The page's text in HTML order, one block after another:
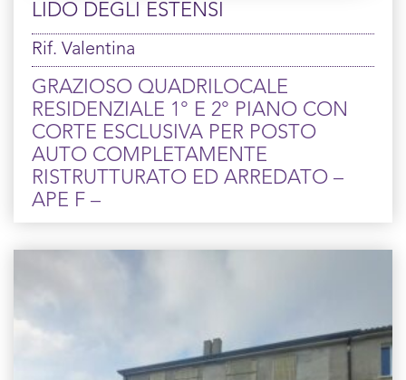
LIDO DEGLI ESTENSI
Rif. Valentina
GRAZIOSO QUADRILOCALE
RESIDENZIALE 1° E 2° PIANO CON
CORTE ESCLUSIVA PER POSTO
AUTO COMPLETAMENTE
RISTRUTTURATO ED ARREDATO –
APE F –